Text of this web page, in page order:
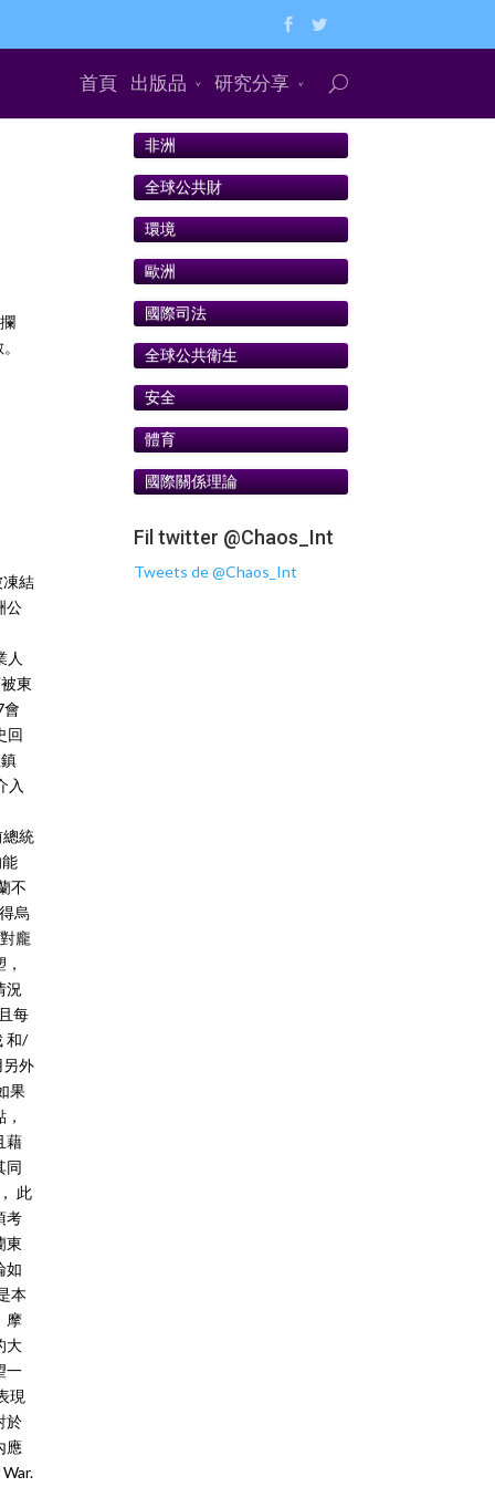
首頁 出版品 研究分享
凍結
公
人
東
會
回
入
統
不
烏
龐
況
每
和/
外
果
藉
同
此
考
東
如
本
摩
大
一
現
於
應
非洲
全球公共財
環境
歐洲
國際司法
全球公共衛生
安全
體育
國際關係理論
Fil twitter @Chaos_Int
Tweets de @Chaos_Int